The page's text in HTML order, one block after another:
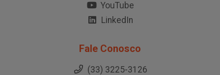
YouTube
LinkedIn
Fale Conosco
(33) 3225-3126